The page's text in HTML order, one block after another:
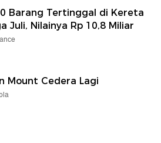
Barang Tertinggal di Kereta
Juli, Nilainya Rp 10,8 Miliar
Mount Cedera Lagi